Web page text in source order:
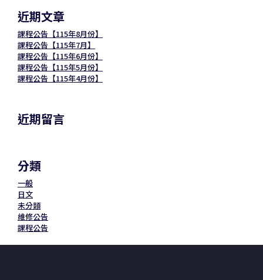
近期文章
課程公告【115年8月份】
課程公告【115年7月】
課程公告【115年6月份】
課程公告【115年5月份】
課程公告【115年4月份】
近期留言
分類
一般
日文
未分類
維修公告
課程公告